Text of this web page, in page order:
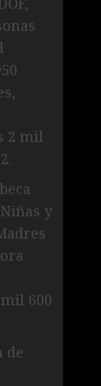
2 mil
y
600
de